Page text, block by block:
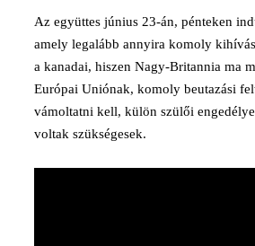
Az együttes június 23-án, pénteken
amely legalább annyira komoly
a kanadai, hiszen Nagy-Britannia ma
Európai Uniónak, komoly beutazási
vámoltatni kell, külön szülői
voltak szükségesek.